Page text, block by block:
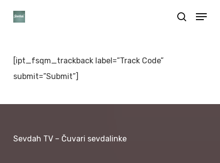
content
search
Menu
[ipt_fsqm_trackback label=”Track Code”
submit=”Submit”]
Sevdah TV – Čuvari sevdalinke